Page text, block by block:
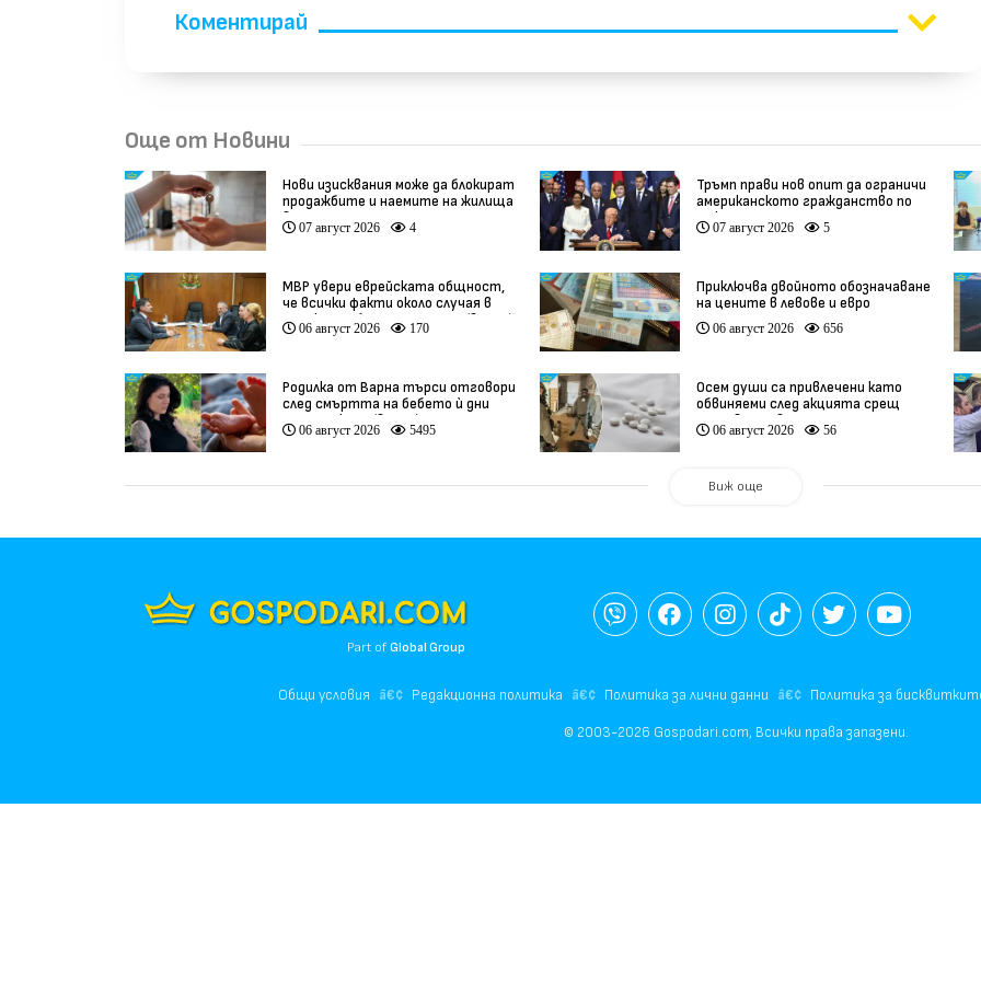
Коментирай
Още от Новини
Нови изисквания може да блокират
продажбите и наемите на жилища
в България
07 август 2026 4
Тръмп прави нов опит да ограничи
американското гражданство по
рождение
07 август 2026 5
МВР увери еврейската общност,
че всички факти около случая в
Банско ще бъдат изяснени (видео)
06 август 2026 170
Приключва двойното обозначаване
на цените в левове и евро
06 август 2026 656
Родилка от Варна търси отговори
след смъртта на бебето ѝ дни
преди секцио (видео)
06 август 2026 5495
Осем души са привлечени като
обвиняеми след акцията срещ
производство на фентанил
06 август 2026 56
Виж още
Part ofGlobal Group
Общи условия Редакционна политика Политика за лични данни Политика за
© 2003-2026 Gospodari.com, Всички права запазени.